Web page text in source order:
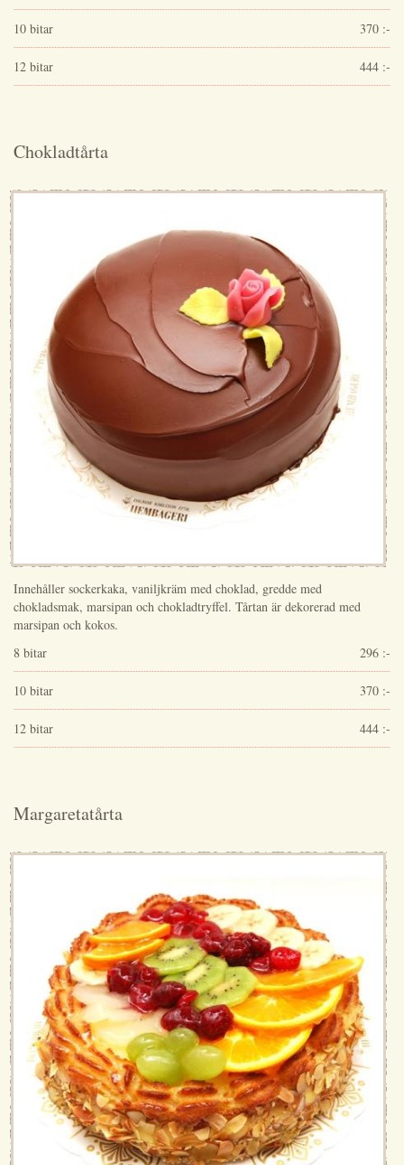
10 bitar 370 :-
12 bitar 444 :-
Chokladtårta
Innehåller sockerkaka, vaniljkräm med choklad, gredde med
chokladsmak, marsipan och chokladtryffel. Tårtan är dekorerad med
marsipan och kokos.
8 bitar
296 :-
10 bitar 370 :-
12 bitar 444 :-
Margaretatårta